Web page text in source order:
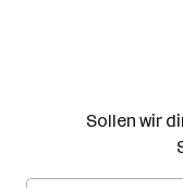
Sollen wir